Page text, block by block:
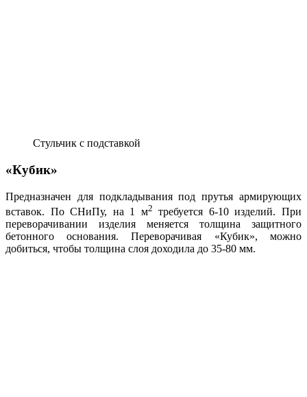
Стульчик с подставкой
«Кубик»
Предназначен для подкладывания под прутья армирующих
вставок. По СНиПу, на 1 м2 требуется 6-10 изделий. При
переворачивании изделия меняется толщина защитного
бетонного основания. Переворачивая «Кубик», можно
добиться, чтобы толщина слоя доходила до 35-80 мм.